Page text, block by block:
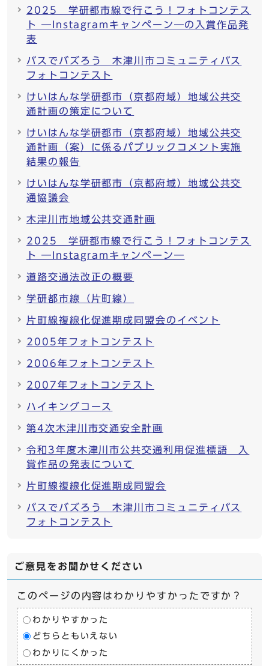
2025 学研都市線で行こう！フォトコンテス
ト ―Instagramキャンペーン―の入賞作品発
表
バスでバズろう 木津川市コミュニティバス
フォトコンテスト
けいはんな学研都市（京都府域）地域公共交
通計画の策定について
けいはんな学研都市（京都府域）地域公共交
通計画（案）に係るパブリックコメント実施
結果の報告
けいはんな学研都市（京都府域）地域公共交
通協議会
木津川市地域公共交通計画
2025 学研都市線で行こう！フォトコンテス
ト ―Instagramキャンペーン―
道路交通法改正の概要
学研都市線（片町線）
片町線複線化促進期成同盟会のイベント
2005年フォトコンテスト
2006年フォトコンテスト
2007年フォトコンテスト
ハイキングコース
第4次木津川市交通安全計画
令和3年度木津川市公共交通利用促進標語 入
賞作品の発表について
片町線複線化促進期成同盟会
バスでバズろう 木津川市コミュニティバス
フォトコンテスト
ご意見をお聞かせください
このページの内容はわかりやすかったですか？
わかりやすかった
どちらともいえない
わかりにくかった